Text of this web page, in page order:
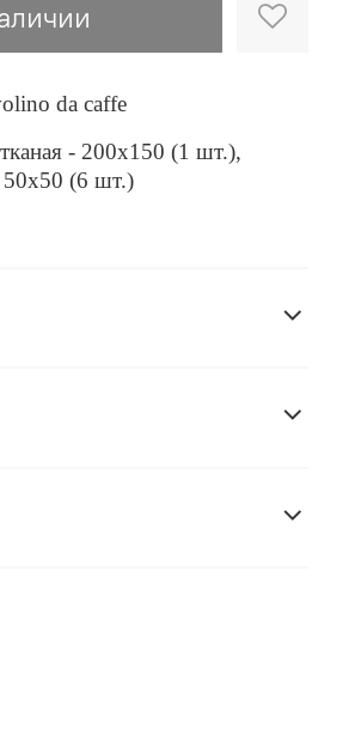
da caffe
- 200х150 (1 шт.),
50х50 (6 шт.)